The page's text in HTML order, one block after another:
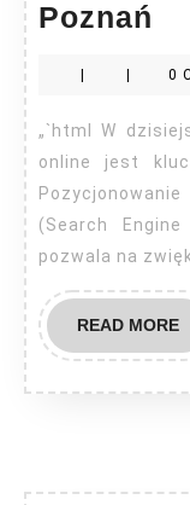
Poznań
| | 0
„`html W dzisiejszym cyfrowym świecie obecność
online jest
(Search
pozwala na
READ MORE